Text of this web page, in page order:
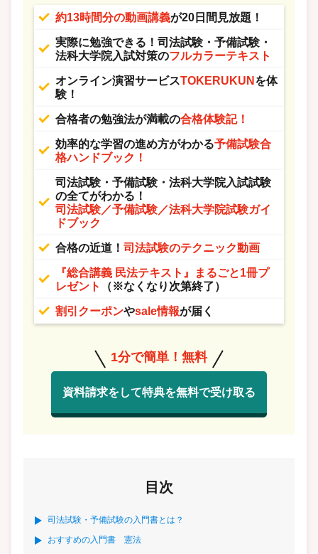
約13時間分の動画講義が20日間見放題！
実際に勉強できる！司法試験・予備試験・
法科大学院入試対策のフルカラーテキスト
オンライン演習サービスTOKERUKUN を体
験！
合格者の勉強法が満載の合格体験記！
効率的な学習の進め方がわかる予備試験合
格ハンドブック！
司法試験・予備試験・法科大学院入試試験
の全てがわかる！
司法試験／予備試験／法科大学院試験ガイ
ドブック
合格の近道！ 司法試験のテクニック動画
『総合講義 民法テキスト』まるごと1冊プ
レゼント
（※なくなり次第終了）
割引クーポンやsale情報が届く
1分で簡単！無料
資料請求をして特典を無料で受け取る
目次
司法試験・予備試験の入門書とは？
おすすめの入門書 憲法